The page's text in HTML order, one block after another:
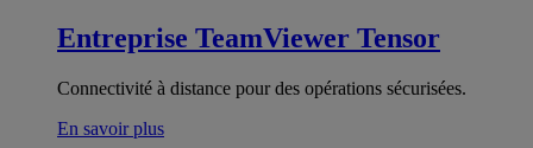
Entreprise TeamViewer Tensor
Connectivité à distance pour des opérations sécurisées.
En savoir plus